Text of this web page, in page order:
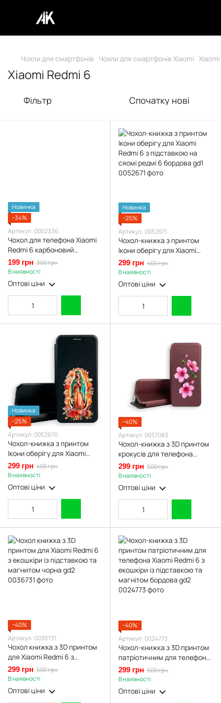
Чохли для смартфонів Чохли для смартфонів Xiaomi
Xiaomi Redmi 6
Фільтр Спочатку нові
Новинка
−34%
Артикул: 0052336
Чохол для телефона Xiaomi
Redmi 6 карбоновий
протиударний з високими
бортами чорний
199 грн 300 грн
В наявності
Оптові ціни
Новинка
−25%
Артикул: 0052671
Чохол-книжка з принтом
Ікони оберігу для Xiaomi
Redmi 6 з підставкою на
сяомі редмі 6 бордова gd1
299 грн 400 грн
В наявності
Оптові ціни
Новинка
−25%
Артикул: 0052670
Чохол-книжка з принтом
Ікони оберігу для Xiaomi
Redmi 6 з підставкою на
сяомі редмі 6 чорна gd1
299 грн 400 грн
В наявності
Оптові ціни
−40%
Артикул: 0037083
Чохол-книжка з 3D принтом
крокусів для телефона
Xiaomi Redmi 6 з екошкіри із
підставкою та магнітом
бордова gd2
299 грн 500 грн
В наявності
Оптові ціни
−40%
Артикул: 0036731
Чохол книжка з 3D принтом
для Xiaomi Redmi 6 з
екошкіри із підставкою та
магнитом чорна gd2
299 грн 500 грн
В наявності
Оптові ціни
−40%
Артикул: 0024773
Чохол-книжка з 3D принтом
патріотичним для телефона
Xiaomi Redmi 6 з екошкіри із
підставкою та магнітом
бордова gd2
299 грн 500 грн
В наявності
Оптові ціни